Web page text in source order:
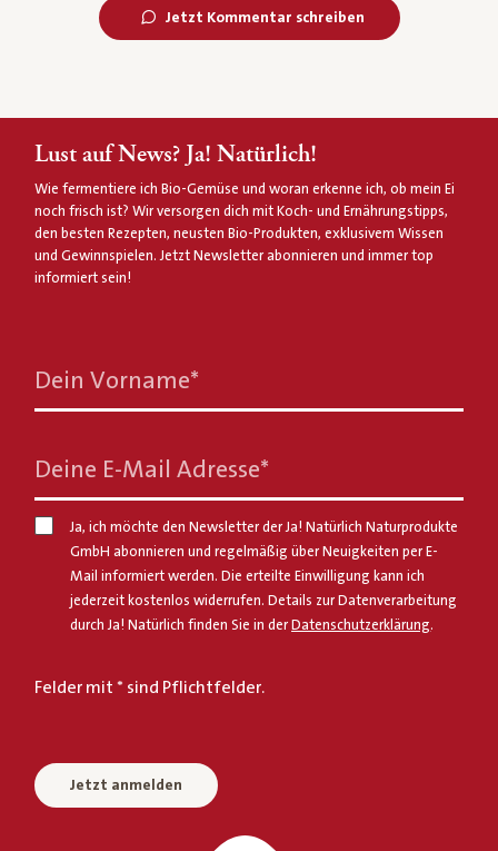
Jetzt Kommentar schreiben
Lust auf News? Ja! Natürlich!
Wie fermentiere ich Bio-Gemüse und woran erkenne ich, ob mein Ei
noch frisch ist? Wir versorgen dich mit Koch- und Ernährungstipps,
den besten Rezepten, neusten Bio-Produkten, exklusivem Wissen
und Gewinnspielen. Jetzt Newsletter abonnieren und immer top
informiert sein!
Dein Vorname*
Deine E-Mail Adresse*
Ja, ich möchte den Newsletter der Ja! Natürlich Naturprodukte
GmbH abonnieren und regelmäßig über Neuigkeiten per E-
Mail informiert werden. Die erteilte Einwilligung kann ich
jederzeit kostenlos widerrufen. Details zur Datenverarbeitung
durch Ja! Natürlich finden Sie in derDatenschutzerklärung.
Felder mit * sind Pflichtfelder.
Jetzt anmelden